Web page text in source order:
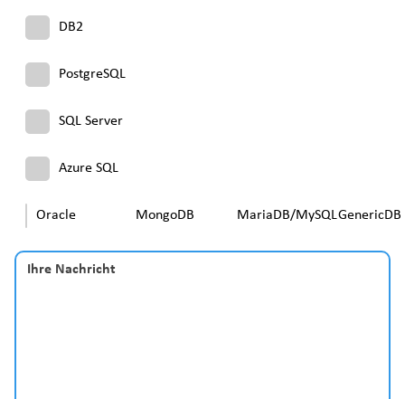
DB2
PostgreSQL
SQL Server
Azure SQL
Oracle MongoDB MariaDB/MySQLGenericDB
Ihre Nachricht